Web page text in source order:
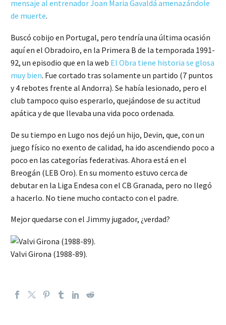
mensaje al entrenador Joan Maria Gavaldá amenazándole
de muerte.
Buscó cobijo en Portugal, pero tendría una última ocasión
aquí en el Obradoiro, en la Primera B de la temporada 1991-
92, un episodio que en la web El Obra tiene historia se glosa
muy bien. Fue cortado tras solamente un partido (7 puntos
y 4 rebotes frente al Andorra). Se había lesionado, pero el
club tampoco quiso esperarlo, quejándose de su actitud
apática y de que llevaba una vida poco ordenada.
De su tiempo en Lugo nos dejó un hijo, Devin, que, con un
juego físico no exento de calidad, ha ido ascendiendo poco a
poco en las categorías federativas. Ahora está en el
Breogán (LEB Oro). En su momento estuvo cerca de
debutar en la Liga Endesa con el CB Granada, pero no llegó
a hacerlo. No tiene mucho contacto con el padre.
Mejor quedarse con el Jimmy jugador, ¿verdad?
Valvi Girona (1988-89).